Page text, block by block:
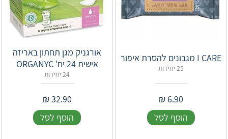
‎I‎ ‎CARE‎ מגבונים להסרת איפור
25 יחידות
6.90
₪
הוסף לסל
אורגניק מגן תחתון באריזה
אישית 24 יח' ORGANYC
24 יחידות
32.90
₪
הוסף לסל